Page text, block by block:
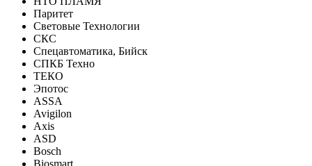
Паритет
Световые Технологии
СКС
Спецавтоматика, Бийск
СПКБ Техно
ТЕКО
Эпотос
ASSA
Avigilon
Axis
ASD
Bosch
Biosmart